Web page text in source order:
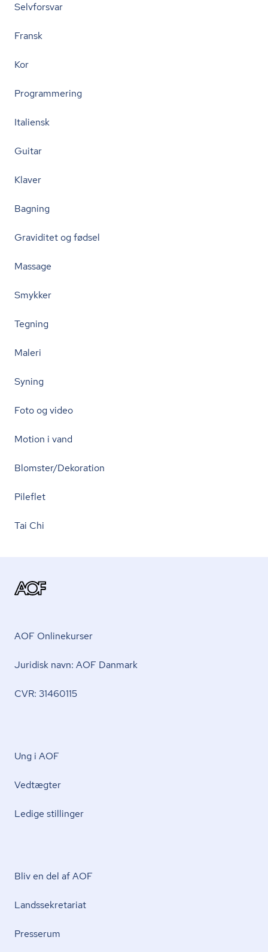
Selvforsvar
Fransk
Kor
Programmering
Italiensk
Guitar
Klaver
Bagning
Graviditet og fødsel
Massage
Smykker
Tegning
Maleri
Syning
Foto og video
Motion i vand
Blomster/Dekoration
Pileflet
Tai Chi
AOF Onlinekurser
Juridisk navn: AOF Danmark
CVR: 31460115
Ung i AOF
Vedtægter
Ledige stillinger
Bliv en del af AOF
Lands­se­kre­ta­ri­at
Presserum